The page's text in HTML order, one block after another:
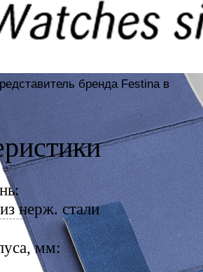
бренда Festina в
нерж. стали
мм: